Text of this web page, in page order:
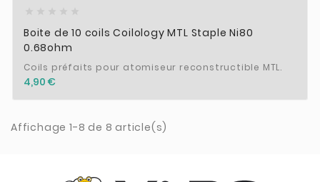
Boite de 10 coils Coilology MTL Staple Ni80
0.68ohm
Coils préfaits pour atomiseur reconstructible MTL.
4,90 €
Affichage 1-8 de 8 article(s)